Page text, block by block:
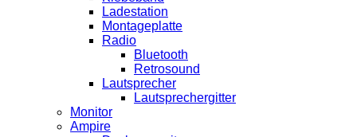
Ladestation
Montageplatte
Radio
Bluetooth
Retrosound
Lautsprecher
Lautsprechergitter
Monitor
Ampire